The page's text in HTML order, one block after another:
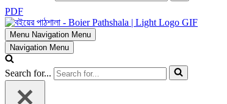
PDF
Menu Navigation Menu
Navigation Menu
Search for...